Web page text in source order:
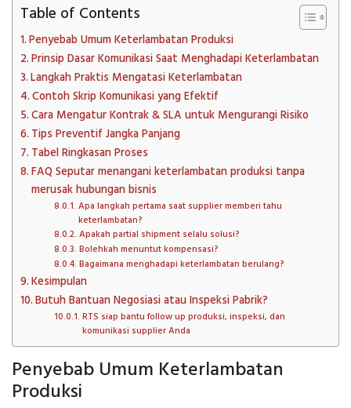
Table of Contents
Penyebab Umum Keterlambatan Produksi
Prinsip Dasar Komunikasi Saat Menghadapi Keterlambatan
Langkah Praktis Mengatasi Keterlambatan
Contoh Skrip Komunikasi yang Efektif
Cara Mengatur Kontrak & SLA untuk Mengurangi Risiko
Tips Preventif Jangka Panjang
Tabel Ringkasan Proses
FAQ Seputar menangani keterlambatan produksi tanpa
merusak hubungan bisnis
Apa langkah pertama saat supplier memberi tahu
keterlambatan?
Apakah partial shipment selalu solusi?
Bolehkah menuntut kompensasi?
Bagaimana menghadapi keterlambatan berulang?
Kesimpulan
Butuh Bantuan Negosiasi atau Inspeksi Pabrik?
RTS siap bantu follow up produksi, inspeksi, dan
komunikasi supplier Anda
Penyebab Umum Keterlambatan
Produksi